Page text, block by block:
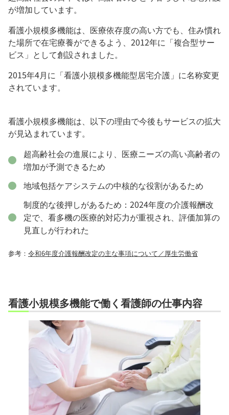
が増加しています。
看護小規模多機能は、医療依存度の高い方でも、住み慣れ
た場所で在宅療養ができるよう、2012年に「複合型サー
ビス」として創設されました。
2015年4月に「看護小規模多機能型居宅介護」に名称変更
されています。
看護小規模多機能は、以下の理由で今後もサービスの拡大
が見込まれています。
超高齢社会の進展により、医療ニーズの高い高齢者の
増加が予測できるため
地域包括ケアシステムの中核的な役割があるため
制度的な後押しがあるため：2024年度の介護報酬改
定で、看多機の医療的対応力が重視され、評価加算の
見直しが行われた
参考： 令和6年度介護報酬改定の主な事項について／厚生労働省
看護小規模多機能で働く看護師の仕事内容